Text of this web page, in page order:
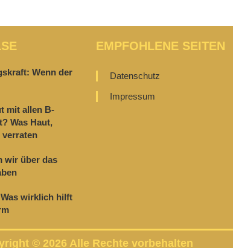
Wenn der
mit allen B-
Was Haut,
verraten
wir über das
wirklich hilft
EMPFOHLENE SEITEN
Datenschutz
Impressum
© 2026 Alle Rechte vorbehalten